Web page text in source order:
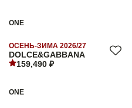
ONE
DOLCE&GABBANA
ОСЕНЬ-ЗИМА 2026/27
159,490 ₽
ONE